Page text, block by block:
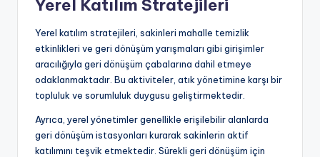
Yerel Katılım Stratejileri
Yerel katılım stratejileri, sakinleri mahalle temizlik
etkinlikleri ve geri dönüşüm yarışmaları gibi girişimler
aracılığıyla geri dönüşüm çabalarına dahil etmeye
odaklanmaktadır. Bu aktiviteler, atık yönetimine karşı bir
topluluk ve sorumluluk duygusu geliştirmektedir.
Ayrıca, yerel yönetimler genellikle erişilebilir alanlarda
geri dönüşüm istasyonları kurarak sakinlerin aktif
katılımını teşvik etmektedir. Sürekli geri dönüşüm için